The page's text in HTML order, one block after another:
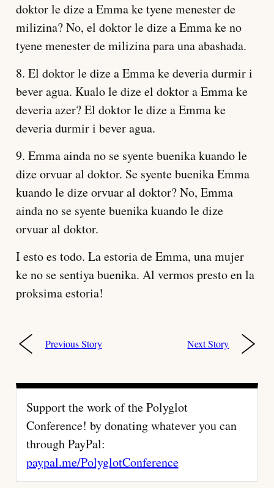
doktor le dize a Emma ke tyene menester de
milizina? No, el doktor le dize a Emma ke no
tyene menester de milizina para una abashada.
8. El doktor le dize a Emma ke deveria durmir i
bever agua. Kualo le dize el doktor a Emma ke
deveria azer? El doktor le dize a Emma ke
deveria durmir i bever agua.
9. Emma ainda no se syente buenika kuando le
dize orvuar al doktor. Se syente buenika Emma
kuando le dize orvuar al doktor? No, Emma
ainda no se syente buenika kuando le dize
orvuar al doktor.
I esto es todo. La estoria de Emma, una mujer
ke no se sentiya buenika. Al vermos presto en la
proksima estoria!
Previous Story
Next Story
Post
Support the work of the Polyglot
Conference! by donating whatever you can
through PayPal:
paypal.me/PolyglotConference